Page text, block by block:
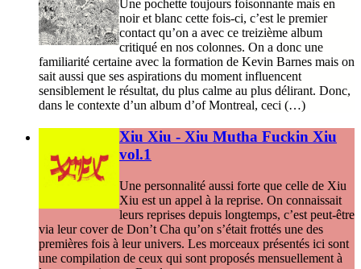
Une pochette toujours foisonnante mais en
noir et blanc cette fois-ci, c’est le premier
contact qu’on a avec ce treizième album
critiqué en nos colonnes. On a donc une
familiarité certaine avec la formation de Kevin Barnes mais on
sait aussi que ses aspirations du moment influencent
sensiblement le résultat, du plus calme au plus délirant. Donc,
dans le contexte d’un album d’of Montreal, ceci (…)
Xiu Xiu - Xiu Mutha Fuckin Xiu
vol.1
Une personnalité aussi forte que celle de Xiu
Xiu est un appel à la reprise. On connaissait
leurs reprises depuis longtemps, c’est peut-être
via leur cover de Don’t Cha qu’on s’était frottés une des
premières fois à leur univers. Les morceaux présentés ici sont
une compilation de ceux qui sont proposés mensuellement à